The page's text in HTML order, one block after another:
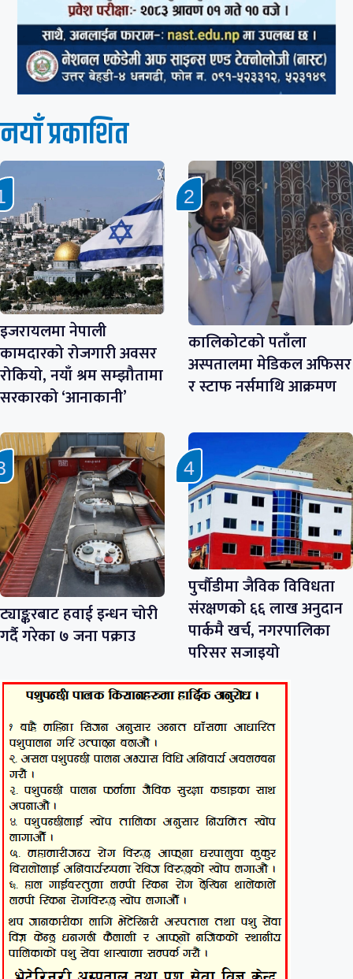
नयाँ प्रकाशित
इजरायलमा नेपाली
कामदारको रोजगारी अवसर
रोकियो, नयाँ श्रम सम्झौतामा
सरकारको ‘आनाकानी’
कालिकोटको पताँला
अस्पतालमा मेडिकल अफिसर
र स्टाफ नर्समाथि आक्रमण
ट्याङ्करबाट हवाई इन्धन चोरी
गर्दै गरेका ७ जना पक्राउ
पुर्चौडीमा जैविक विविधता
संरक्षणको ६६ लाख अनुदान
पार्कमै खर्च, नगरपालिका
परिसर सजाइयो